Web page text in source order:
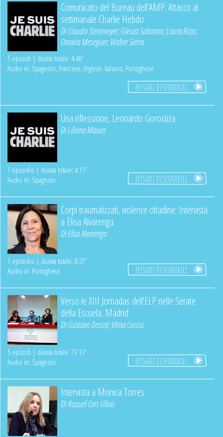
Comunicato del Bureau dell'AMP: Attacco al
settimanale Charlie Hebdo
DiClaudio Steinmeyer;Gleuza Salomon;Laura Rizzo;
Omaïra Meseguer;Walter Sierra
5 episodi | durata totale: 4:46'
Audio in: Spagnolo, Francese, Inglese, Italiano, Portoghese
EPISODI DISPONIBILI
Una riflessione, Leonardo Gorostiza
DiLiliana Mauas
1 episodio | durata totale: 4:11'
Audio in: Spagnolo
EPISODI DISPONIBILI
Corpi traumatizzati, violenze cittadine: Intervista
a Elisa Alvarenga
DiElisa Alvarenga
1 episodio | durata totale: 8:27'
Audio in: Portoghese
EPISODI DISPONIBILI
Verso le XIII Jornadas dell'ELP nelle Serate
della Escuela. Madrid
DiGustavo Dessal;Vilma Coccoz
5 episodi | durata totale: 73:13'
Audio in: Spagnolo
EPISODI DISPONIBILI
Intervista a Monica Torres
DiRaquel Cors Ulloa